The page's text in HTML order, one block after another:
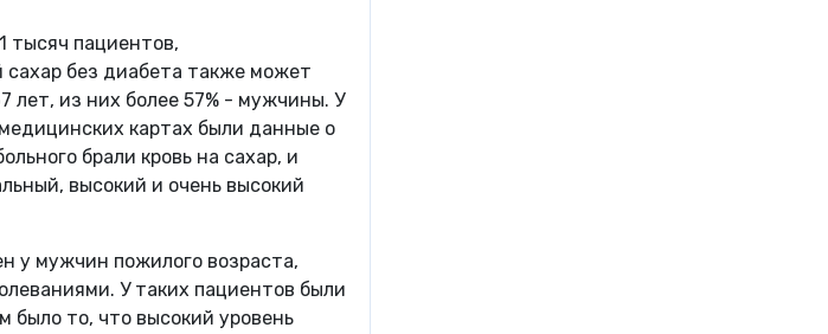
тысяч пациентов,
без диабета также может
лет, из них более 57% - мужчины. У
картах были данные о
брали кровь на сахар, и
высокий и очень высокий
у мужчин пожилого возраста,
У таких пациентов были
то, что высокий уровень